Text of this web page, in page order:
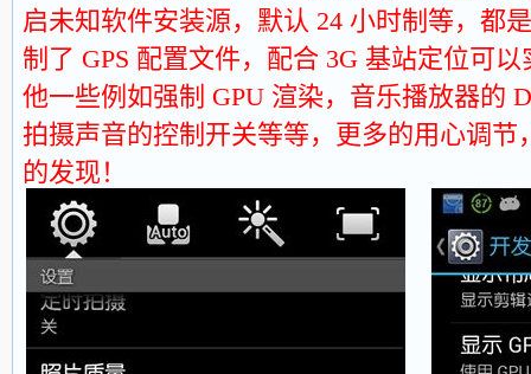
启未知软件安装源，默认 24 小时制等，都
制了 GPS 配置文件，配合 3G 基站定位可
他一些例如强制 GPU 渲染，音乐播放器的
拍摄声音的控制开关等等，更多的用心调节
的发现！